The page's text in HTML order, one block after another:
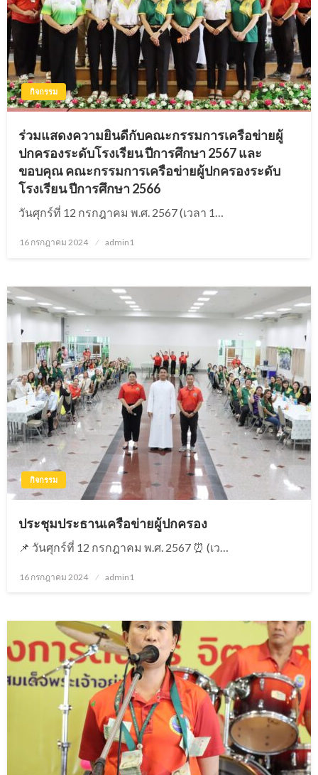
กิจกรรม
ร่วมแสดงความยินดีกับคณะกรรมการเครือข่ายผู้
ปกครองระดับโรงเรียน ปีการศึกษา 2567 และ
ขอบคุณ คณะกรรมการเครือข่ายผู้ปกครองระดับ
โรงเรียน ปีการศึกษา 2566
วันศุกร์ที่ 12 กรกฎาคม พ.ศ. 2567 (เวลา 1…
Posted
16 กรกฎาคม 2024 admin1
กิจกรรม
ประชุมประธานเครือข่ายผู้ปกครอง
📌 วันศุกร์ที่ 12 กรกฎาคม พ.ศ. 2567 ⏰ (เว…
Posted
16 กรกฎาคม 2024 admin1